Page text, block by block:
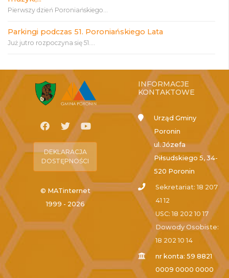
Pierwszy dzień Poroniańskiego...
Parkingi podczas 51. Poroniańskiego Lata
Już jutro rozpoczyna się 51....
DEKLARACJA
DOSTĘPNOŚCI
© MATinternet
1999 - 2026
INFORMACJE
KONTAKTOWE
Urząd Gminy
Poronin
ul. Józefa
Piłsudskiego 5, 34-
520 Poronin
Sekretariat: 18 207
41 12
USC: 18 202 10 17
Dowody Osobiste:
18 202 10 14
nr konta: 59 8821
0009 0000 0000